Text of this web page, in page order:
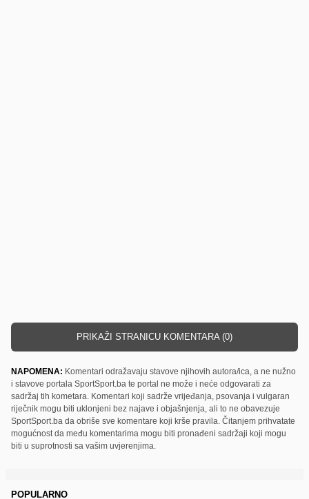
PRIKAŽI STRANICU KOMENTARA (0)
NAPOMENA: Komentari odražavaju stavove njihovih autora/ica, a ne nužno
i stavove portala SportSport.ba te portal ne može i neće odgovarati za
sadržaj tih kometara. Komentari koji sadrže vrijeđanja, psovanja i vulgaran
riječnik mogu biti uklonjeni bez najave i objašnjenja, ali to ne obavezuje
SportSport.ba da obriše sve komentare koji krše pravila. Čitanjem prihvatate
mogućnost da među komentarima mogu biti pronađeni sadržaji koji mogu
biti u suprotnosti sa vašim uvjerenjima.
POPULARNO